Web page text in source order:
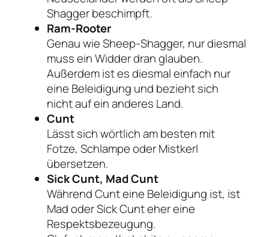
Shagger beschimpft.
Ram-Rooter
Genau wie Sheep-Shagger, nur diesmal
muss ein Widder dran glauben.
Außerdem ist es diesmal einfach nur
eine Beleidigung und bezieht sich
nicht auf ein anderes Land.
Cunt
Lässt sich wörtlich am besten mit
Fotze, Schlampe oder Mistkerl
übersetzen.
Sick Cunt, Mad Cunt
Während Cunt eine Beleidigung ist, ist
Mad oder Sick Cunt eher eine
Respektsbezeugung.